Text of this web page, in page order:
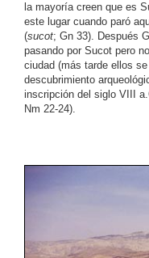
la mayoría creen que es
este lugar cuando paró
(sucot; Gn 33). Después
pasando por Sucot pero
ciudad (más tarde ellos
descubrimiento
inscripción del siglo VIII
Nm 22-24).